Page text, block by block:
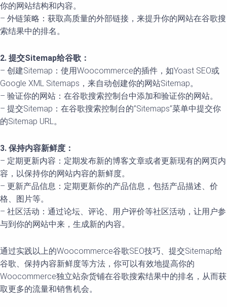
你的网站结构和内容。
– 外链策略：获取高质量的外部链接，来提升你的网站在谷歌搜
索结果中的排名。
2. 提交Sitemap给谷歌：
– 创建Sitemap：使用Woocommerce的插件，如Yoast SEO或
Google XML Sitemaps，来自动创建你的网站Sitemap。
– 验证你的网站：在谷歌搜索控制台中添加和验证你的网站。
– 提交Sitemap：在谷歌搜索控制台的”Sitemaps”菜单中提交你
的Sitemap URL。
3. 保持内容新鲜度：
– 定期更新内容：定期发布新的博客文章或者更新现有的网页内
容，以保持你的网站内容的新鲜度。
– 更新产品信息：定期更新你的产品信息，包括产品描述、价
格、图片等。
– 社区活动：通过论坛、评论、用户评价等社区活动，让用户参
与到你的网站中来，生成新的内容。
通过实践以上的Woocommerce谷歌SEO技巧、提交Sitemap给
谷歌、保持内容新鲜度等方法，你可以有效地提高你的
Woocommerce独立站杂货铺在谷歌搜索结果中的排名，从而获
取更多的流量和销售机会。